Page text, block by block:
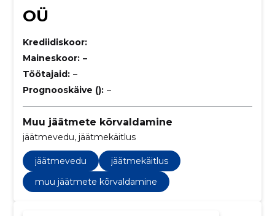
OÜ
Krediidiskoor:
Maineskoor: –
Töötajaid: –
Prognooskäive (): –
Muu jäätmete kõrvaldamine
jäätmevedu, jäätmekäitlus
jäätmevedu
jäätmekäitlus
muu jäätmete kõrvaldamine